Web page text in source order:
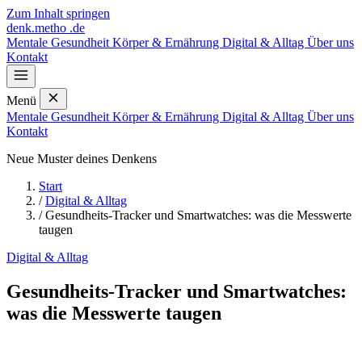
Zum Inhalt springen
denk.metho .de
Mentale Gesundheit Körper & Ernährung Digital & Alltag Über uns
Kontakt
Menü
Mentale Gesundheit Körper & Ernährung Digital & Alltag Über uns
Kontakt
Neue Muster deines Denkens
Start
/ Digital & Alltag
/ Gesundheits-Tracker und Smartwatches: was die Messwerte
taugen
Digital & Alltag
Gesundheits-Tracker und Smartwatches:
was die Messwerte taugen